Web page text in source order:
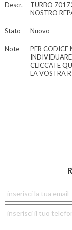
Descr.
TURBO
NOSTRO
Stato Nuovo
Note
PER CODICE
CLICCATE
LA VOSTRA